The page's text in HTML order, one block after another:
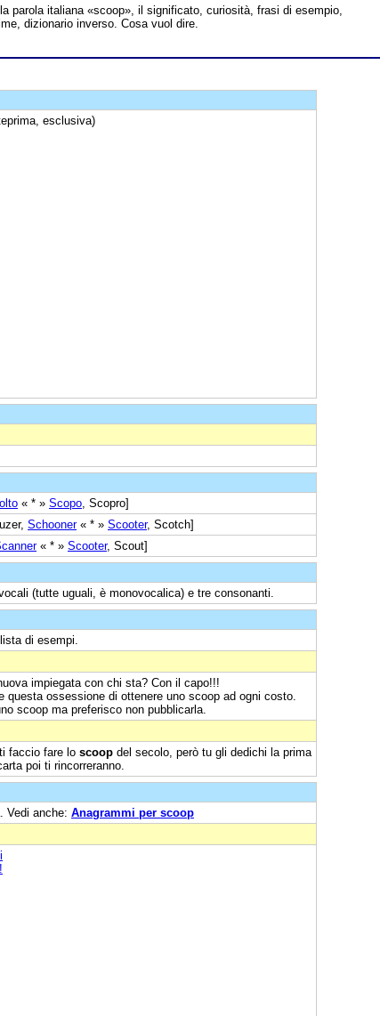
parola italiana «scoop», il significato, curiosità, frasi di esempio,
dizionario inverso. Cosa vuol dire.
esclusiva)
« * » Scopo , Scopro]
Schooner« * » Scooter, Scotch]
« * » Scooter, Scout]
(tutte uguali, è monovocalica) e tre consonanti.
di esempi.
impiegata con chi sta? Con il capo!!!
ossessione di ottenere uno scoop ad ogni costo.
scoop ma preferisco non pubblicarla.
faccio fare lo scoop del secolo, però tu gli dedichi la prima
poi ti rincorreranno.
Vedi anche: Anagrammi per scoop